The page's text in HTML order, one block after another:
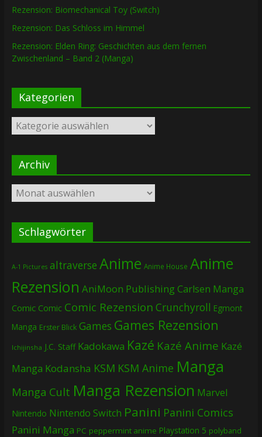
Rezension: Biomechanical Toy (Switch)
Rezension: Das Schloss im Himmel
Rezension: Elden Ring: Geschichten aus dem fernen
Zwischenland – Band 2 (Manga)
Kategorien
Kategorien
Archiv
Archiv
Schlagwörter
A-1 Pictures altraverse Anime Anime House Anime
Rezension AniMoon PublishingCarlsen Manga
Comic Comic Comic Rezension Crunchyroll Egmont
Manga Erster Blick Games Games Rezension
Ichijinsha J.C. Staff Kadokawa Kazé Kazé Anime Kazé
Manga Kodansha KSM KSM Anime Manga
Manga Cult Manga Rezension Marvel
Nintendo Nintendo Switch Panini Panini Comics
Panini Manga PC peppermint anime Playstation 5 polyband